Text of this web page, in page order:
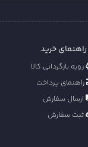
راهنمای خرید
رویه بازگردانی کالا
راهنمای پرداخت
ارسال سفارش
ثبت سفارش